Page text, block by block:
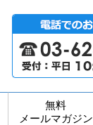
無料
メールマガジン